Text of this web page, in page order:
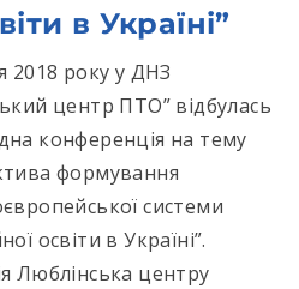
в Україні”
2018 року у ДНЗ
центр ПТО” відбулась
конференція на тему
формування
системи
освіти в Україні”.
Люблінська центру